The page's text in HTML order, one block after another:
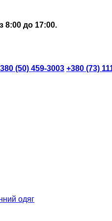
до 17:00.
(50) 459-3003 +380 (73)
одяг